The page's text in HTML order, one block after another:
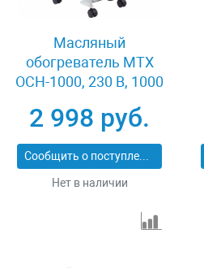
Масляный
обогреватель MTX
OCH-1000, 230 В, 1000
2 998 руб.
Сообщить о поступлении
Нет в наличии